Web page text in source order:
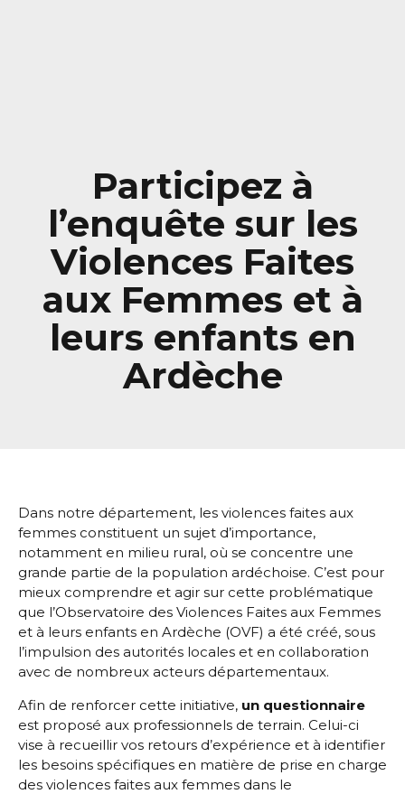
Participez à
l’enquête sur les
Violences Faites
aux Femmes et à
leurs enfants en
Ardèche
Dans notre département, les violences faites aux
femmes constituent un sujet d’importance,
notamment en milieu rural, où se concentre une
grande partie de la population ardéchoise. C’est pour
mieux comprendre et agir sur cette problématique
que l’Observatoire des Violences Faites aux Femmes
et à leurs enfants en Ardèche (OVF) a été créé, sous
l’impulsion des autorités locales et en collaboration
avec de nombreux acteurs départementaux.
Afin de renforcer cette initiative, un questionnaire
est proposé aux professionnels de terrain. Celui-ci
vise à recueillir vos retours d’expérience et à identifier
les besoins spécifiques en matière de prise en charge
des violences faites aux femmes dans le